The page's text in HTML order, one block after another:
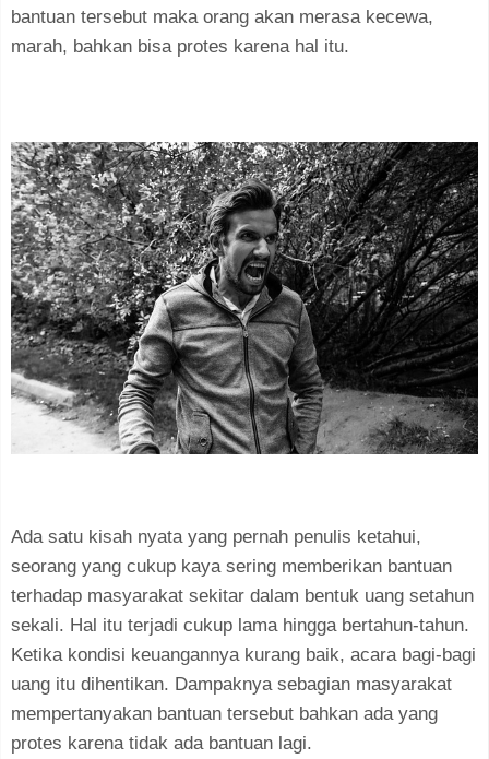
bantuan tersebut maka orang akan merasa kecewa,
marah, bahkan bisa protes karena hal itu.
Ada satu kisah nyata yang pernah penulis ketahui,
seorang yang cukup kaya sering memberikan bantuan
terhadap masyarakat sekitar dalam bentuk uang setahun
sekali. Hal itu terjadi cukup lama hingga bertahun-tahun.
Ketika kondisi keuangannya kurang baik, acara bagi-bagi
uang itu dihentikan. Dampaknya sebagian masyarakat
mempertanyakan bantuan tersebut bahkan ada yang
protes karena tidak ada bantuan lagi.